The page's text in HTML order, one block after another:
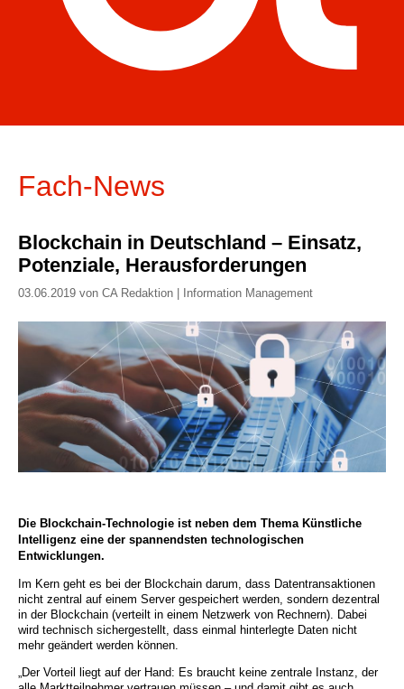
Fach-News
Blockchain in Deutschland – Einsatz,
Potenziale, Herausforderungen
03.06.2019 von CA Redaktion | Information Management
Die Blockchain-Technologie ist neben dem Thema Künstliche
Intelligenz eine der spannendsten technologischen
Entwicklungen.
Im Kern geht es bei der Blockchain darum, dass Datentransaktionen
nicht zentral auf einem Server gespeichert werden, sondern dezentral
in der Blockchain (verteilt in einem Netzwerk von Rechnern). Dabei
wird technisch sichergestellt, dass einmal hinterlegte Daten nicht
mehr geändert werden können.
„Der Vorteil liegt auf der Hand: Es braucht keine zentrale Instanz, der